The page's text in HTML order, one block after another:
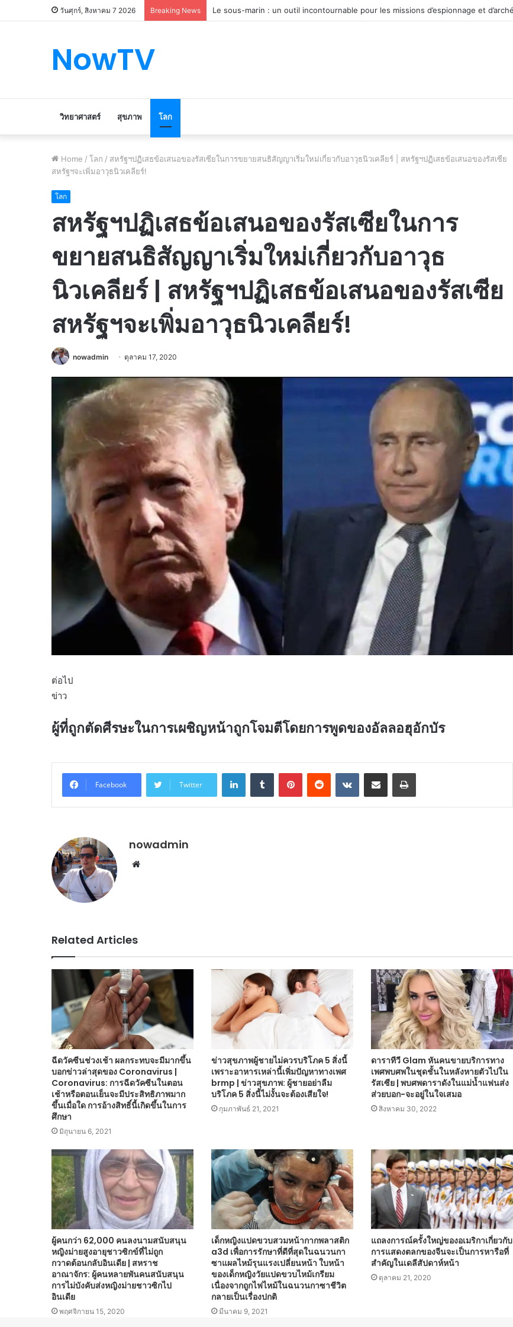
วันศุกร์, สิงหาคม 7 2026 Breaking News Le marché du véhicule d’occasion en plein essor
NowTV
วิทยาศาสตร์ สุขภาพ โลก
Home / โลก / สหรัฐฯปฏิเสธข้อเสนอของรัสเซียในการขยายสนธิสัญญาเริ่มใหม่เกี่ยวกับอาวุธนิวเคลียร์ | สหรัฐฯปฏิเสธข้อเสนอของรัสเซีย
สหรัฐฯจะเพิ่มอาวุธนิวเคลียร์!
โลก
สหรัฐฯปฏิเสธข้อเสนอของรัสเซียในการ
ขยายสนธิสัญญาเริ่มใหม่เกี่ยวกับอาวุธ
นิวเคลียร์ | สหรัฐฯปฏิเสธข้อเสนอของรัสเซีย
สหรัฐฯจะเพิ่มอาวุธนิวเคลียร์!
nowadmin ตุลาคม 17, 2020
ต่อไป
ข่าว
ผู้ที่ถูกตัดศีรษะในการเผชิญหน้าถูกโจมตีโดยการพูดของอัลลอฮุอักบัร
Facebook Twitter
LinkedInTumblr PinterestReddit VKontakteShare via Email Print
nowadmin
Website
Related Articles
ฉีดวัคซีนช่วงเช้า ผลกระทบจะมีมากขึ้น
บอกข่าวล่าสุดของ Coronavirus |
Coronavirus: การฉีดวัคซีนในตอน
เช้าหรือตอนเย็นจะมีประสิทธิภาพมาก
ขึ้นเมื่อใด การอ้างสิทธิ์นี้เกิดขึ้นในการ
ศึกษา
มิถุนายน 6, 2021
ข่าวสุขภาพผู้ชายไม่ควรบริโภค 5 สิ่งนี้
เพราะอาหารเหล่านี้เพิ่มปัญหาทางเพศ
brmp | ข่าวสุขภาพ: ผู้ชายอย่าลืม
บริโภค 5 สิ่งนี้ไม่งั้นจะต้องเสียใจ!
กุมภาพันธ์ 21, 2021
ดาราทีวี Glam หันคนขายบริการทาง
เพศพบศพในชุดชั้นในหลังหายตัวไปใน
รัสเซีย | พบศพดาราดังในแม่น้ำแฟนส่ง
ส่วยบอก-จะอยู่ในใจเสมอ
สิงหาคม 30, 2022
ผู้คนกว่า 62,000 คนลงนามสนับสนุน
หญิงม่ายสูงอายุชาวซิกข์ที่ไม่ถูก
กวาดต้อนกลับอินเดีย | สหราช
อาณาจักร: ผู้คนหลายพันคนสนับสนุน
การไม่บังคับส่งหญิงม่ายชาวซิกไป
อินเดีย
พฤศจิกายน 15, 2020
เด็กหญิงแปดขวบสวมหน้ากากพลาสติก
a3d เพื่อการรักษาที่ดีที่สุดในฉนวนกา
ซาแผลไหม้รุนแรงเปลี่ยนหน้า ใบหน้า
ของเด็กหญิงวัยแปดขวบไหม้เกรียม
เนื่องจากถูกไฟไหม้ในฉนวนกาซาชีวิต
กลายเป็นเรื่องปกติ
มีนาคม 9, 2021
แถลงการณ์ครั้งใหญ่ของอเมริกาเกี่ยวกับ
การแสดงตลกของจีนจะเป็นการหารือที่
สำคัญในเดลีสัปดาห์หน้า
ตุลาคม 21, 2020